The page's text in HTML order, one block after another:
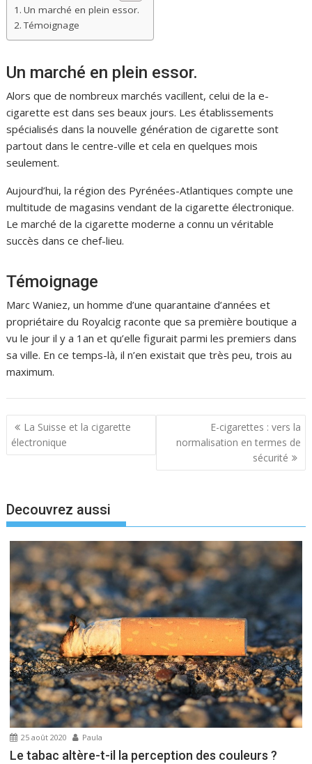
Un marché en plein essor.
Témoignage
Un marché en plein essor.
Alors que de nombreux marchés vacillent, celui de la e-
cigarette est dans ses beaux jours. Les établissements
spécialisés dans la nouvelle génération de cigarette sont
partout dans le centre-ville et cela en quelques mois
seulement.
Aujourd’hui, la région des Pyrénées-Atlantiques compte une
multitude de magasins vendant de la cigarette électronique.
Le marché de la cigarette moderne a connu un véritable
succès dans ce chef-lieu.
Témoignage
Marc Waniez, un homme d’une quarantaine d’années et
propriétaire du Royalcig raconte que sa première boutique a
vu le jour il y a 1an et qu’elle figurait parmi les premiers dans
sa ville. En ce temps-là, il n’en existait que très peu, trois au
maximum.
N
a
g
a
i
o
n
d
e
l
’
a
r
t
i
c
La Suisse et la cigarette
électronique
E-cigarettes : vers la
normalisation en termes de
sécurité
Decouvrez aussi
25 août 2020 Paula
Le tabac altère-t-il la perception des couleurs ?